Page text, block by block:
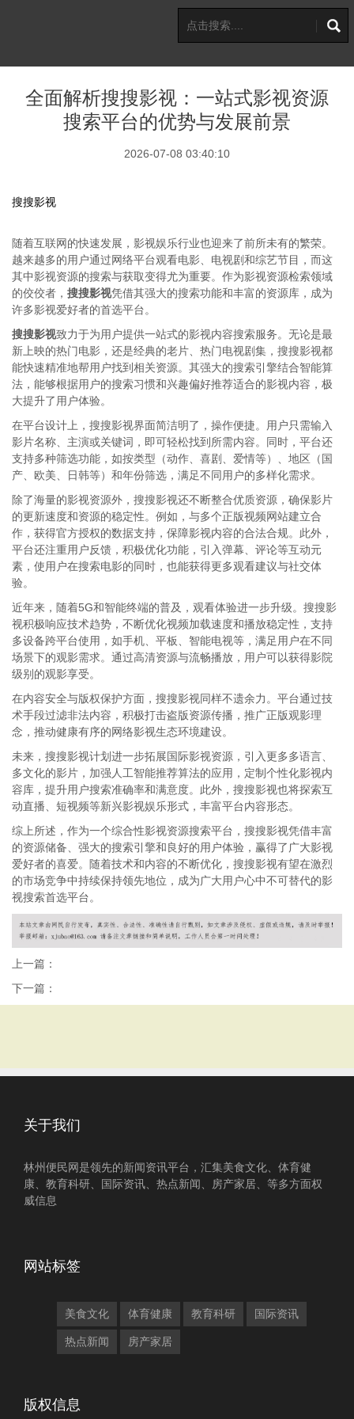
全面解析搜搜影视：一站式影视资源
搜索平台的优势与发展前景
2026-07-08 03:40:10
搜搜影视
随着互联网的快速发展，影视娱乐行业也迎来了前所未有的繁荣。
越来越多的用户通过网络平台观看电影、电视剧和综艺节目，而这
其中影视资源的搜索与获取变得尤为重要。作为影视资源检索领域
的佼佼者， 搜搜影视凭借其强大的搜索功能和丰富的资源库，成为
许多影视爱好者的首选平台。
搜搜影视致力于为用户提供一站式的影视内容搜索服务。无论是最
新上映的热门电影，还是经典的老片、热门电视剧集，搜搜影视都
能快速精准地帮用户找到相关资源。其强大的搜索引擎结合智能算
法，能够根据用户的搜索习惯和兴趣偏好推荐适合的影视内容，极
大提升了用户体验。
在平台设计上，搜搜影视界面简洁明了，操作便捷。用户只需输入
影片名称、主演或关键词，即可轻松找到所需内容。同时，平台还
支持多种筛选功能，如按类型（动作、喜剧、爱情等）、地区（国
产、欧美、日韩等）和年份筛选，满足不同用户的多样化需求。
除了海量的影视资源外，搜搜影视还不断整合优质资源，确保影片
的更新速度和资源的稳定性。例如，与多个正版视频网站建立合
作，获得官方授权的数据支持，保障影视内容的合法合规。此外，
平台还注重用户反馈，积极优化功能，引入弹幕、评论等互动元
素，使用户在搜索电影的同时，也能获得更多观看建议与社交体
验。
近年来，随着5G和智能终端的普及，观看体验进一步升级。搜搜影
视积极响应技术趋势，不断优化视频加载速度和播放稳定性，支持
多设备跨平台使用，如手机、平板、智能电视等，满足用户在不同
场景下的观影需求。通过高清资源与流畅播放，用户可以获得影院
级别的观影享受。
在内容安全与版权保护方面，搜搜影视同样不遗余力。平台通过技
术手段过滤非法内容，积极打击盗版资源传播，推广正版观影理
念，推动健康有序的网络影视生态环境建设。
未来，搜搜影视计划进一步拓展国际影视资源，引入更多多语言、
多文化的影片，加强人工智能推荐算法的应用，定制个性化影视内
容库，提升用户搜索准确率和满意度。此外，搜搜影视也将探索互
动直播、短视频等新兴影视娱乐形式，丰富平台内容形态。
综上所述，作为一个综合性影视资源搜索平台，搜搜影视凭借丰富
的资源储备、强大的搜索引擎和良好的用户体验，赢得了广大影视
爱好者的喜爱。随着技术和内容的不断优化，搜搜影视有望在激烈
的市场竞争中持续保持领先地位，成为广大用户心中不可替代的影
视搜索首选平台。
上一篇：
下一篇：
关于我们
林州便民网是领先的新闻资讯平台，汇集美食文化、体育健
康、教育科研、国际资讯、热点新闻、房产家居、等多方面权
威信息
网站标签
美食文化 体育健康 教育科研 国际资讯
热点新闻 房产家居
版权信息